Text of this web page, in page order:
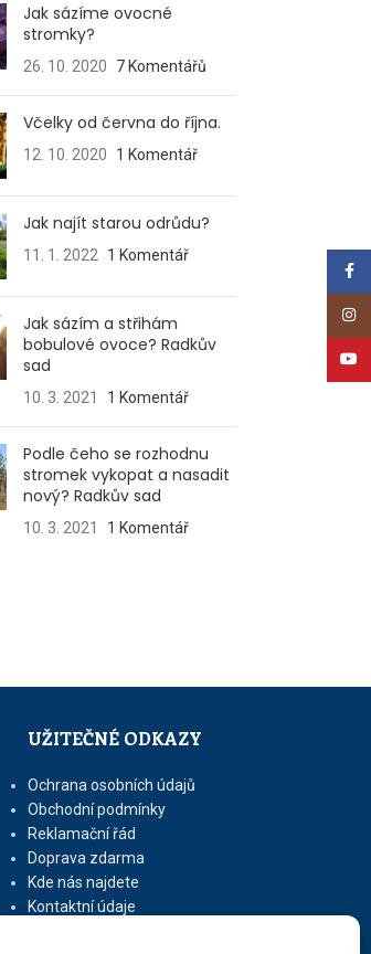
Jak sázíme ovocné
stromky?
26. 10. 2020 7 Komentářů
Včelky od června do října.
12. 10. 2020 1 Komentář
Jak najít starou odrůdu?
11. 1. 2022 1 Komentář
Jak sázím a střihám
bobulové ovoce? Radkův
sad
10. 3. 2021 1 Komentář
Podle čeho se rozhodnu
stromek vykopat a nasadit
nový? Radkův sad
10. 3. 2021 1 Komentář
UŽITEČNÉ ODKAZY
Ochrana osobních údajů
Obchodní podmínky
Reklamační řád
Doprava zdarma
Kde nás najdete
Kontaktní údaje